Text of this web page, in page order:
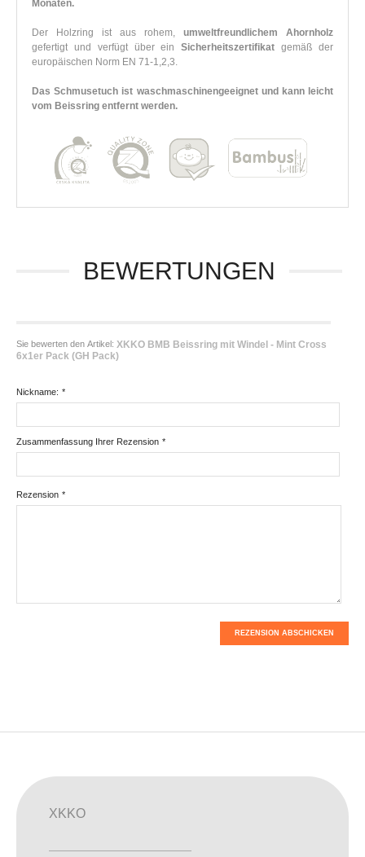
Monaten.
Der Holzring ist aus rohem, umweltfreundlichem Ahornholz
gefertigt und verfügt über einSicherheitszertifikat gemäß der
europäischen Norm EN 71-1,2,3.
Das Schmusetuch ist waschmaschinengeeignet und kann leicht
vom Beissring entfernt werden.
BEWERTUNGEN
Sie bewerten den Artikel: XKKO BMB Beissring mit Windel - Mint Cross
6x1er Pack (GH Pack)
*
Nickname:
*
Zusammenfassung Ihrer Rezension
*
Rezension
REZENSION ABSCHICKEN
XKKO